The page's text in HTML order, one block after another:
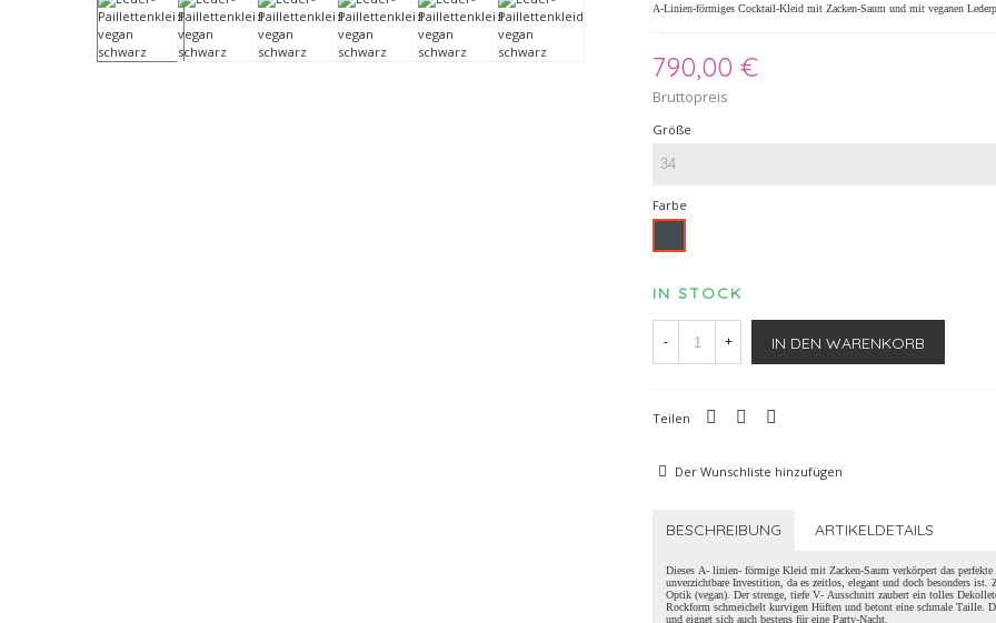
A-Linien-förmiges Cocktail-Kleid mit Zacken-Saum und mit veganen
790,00 €
Bruttopreis
Größe
Farbe
IN STOCK
- + IN DEN WARENKORB
Teilen
Der Wunschliste hinzufügen
BESCHREIBUNG ARTIKELDETAILS
Dieses A- linien- förmige Kleid mit Zacken-Saum verkörpert das
unverzichtbare Investition, da es zeitlos, elegant und doch besonders
Optik (vegan). Der strenge, tiefe V- Ausschnitt zaubert ein tolles
Rockform schmeichelt kurvigen Hüften und betont eine schmale Taille.
und eignet sich auch bestens für eine Party-Nacht.